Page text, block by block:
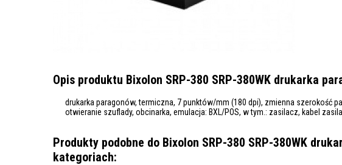
Opis produktu Bixolon SRP-380 SRP-380WK drukarka
drukarka paragonów, termiczna, 7 punktów/mm (180 dpi), zmienna szerokość
otwieranie szuflady, obcinarka, emulacja: BXL/POS, w tym.: zasilacz, kabel
Produkty podobne do Bixolon SRP-380 SRP-380WK
kategoriach: